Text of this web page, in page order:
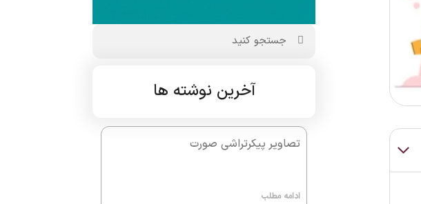
آخرین نوشته ها
تصاویر پیکرتراشی صورت
ادامه مطلب